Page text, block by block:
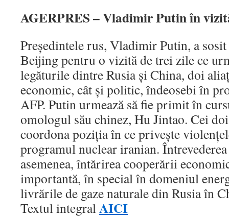
AGERPRES – Vladimir Putin în
Preşedintele rus, Vladimir Putin, a
Beijing pentru o vizită de trei zile ce
legăturile dintre Rusia şi China, doi
economic, cât şi politic, îndeosebi în
AFP. Putin urmează să fie primit în
omologul său chinez, Hu Jintao. Cei
coordona poziţia în ce priveşte
programul nuclear iranian.
asemenea, întărirea cooperării
importantă, în special în domeniul
livrările de gaze naturale din Rusia
Textul integralAICI